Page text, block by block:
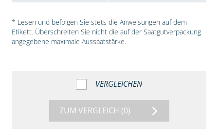
* Lesen und befolgen Sie stets die Anweisungen auf dem
Etikett. Überschreiten Sie nicht die auf der Saatgutverpackung
angegebene maximale Aussaatstärke.
VERGLEICHEN
ZUM VERGLEICH (0)